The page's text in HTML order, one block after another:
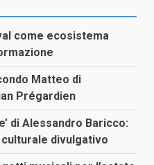
come ecosistema
Matteo di
Prégardien
di Alessandro Baricco:
divulgativo